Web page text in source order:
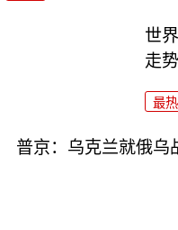
世
走
最热
普京：乌克兰就俄乌